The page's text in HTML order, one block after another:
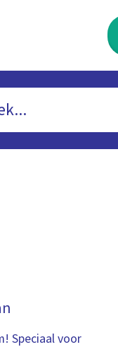
Speciaal voor